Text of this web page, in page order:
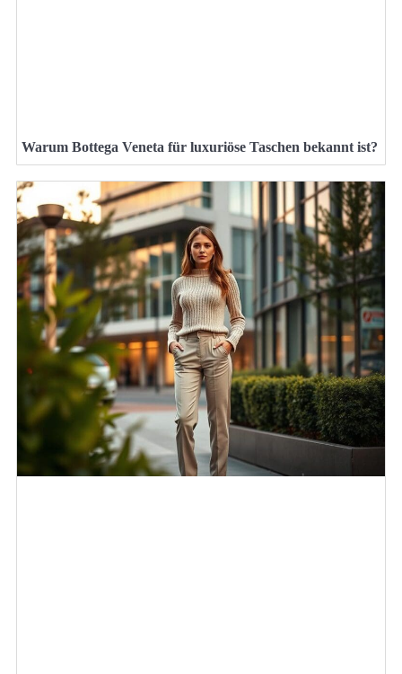
Warum Bottega Veneta für luxuriöse Taschen bekannt ist?